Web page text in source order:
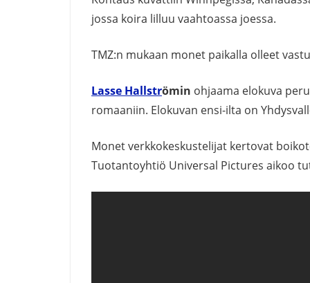
jossa koira lilluu vaahtoassa joessa.
TMZ:n mukaan monet paikalla olleet
Lasse Hallströmin ohjaama elokuva
romaaniin. Elokuvan ensi-ilta on
Monet verkkokeskustelijat kertovat
Tuotantoyhtiö Universal Pictures aikoo